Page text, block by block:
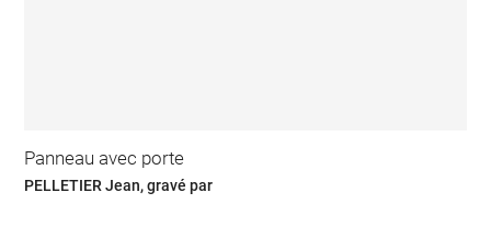
Panneau avec porte
PELLETIER Jean, gravé par